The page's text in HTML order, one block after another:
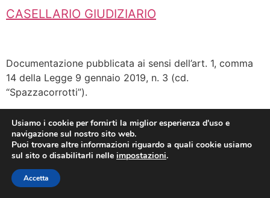
CASELLARIO GIUDIZIARIO
Documentazione pubblicata ai sensi dell’art. 1, comma
14 della Legge 9 gennaio 2019, n. 3 (cd.
“Spazzacorrotti”).
Tutti i diritti riservati
Usiamo i cookie per fornirti la miglior esperienza d'uso e
navigazione sul nostro sito web.
Puoi trovare altre informazioni riguardo a quali cookie usiamo
sul sito o disabilitarli nelle impostazioni.
Accetta